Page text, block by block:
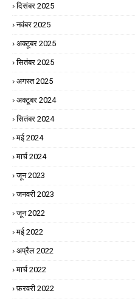
दिसंबर 2025
नवंबर 2025
अक्टूबर 2025
सितंबर 2025
अगस्त 2025
अक्टूबर 2024
सितंबर 2024
मई 2024
मार्च 2024
जून 2023
जनवरी 2023
जून 2022
मई 2022
अप्रैल 2022
मार्च 2022
फ़रवरी 2022